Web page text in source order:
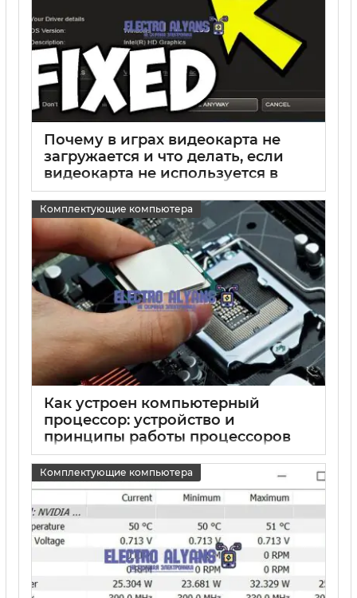
Почему в играх видеокарта не
загружается и что делать, если
видеокарта не используется в
игре
15 05 2025 0
Комплектующие компьютера
Как устроен компьютерный
процессор: устройство и
принципы работы процессоров
Комплектующие компьютера